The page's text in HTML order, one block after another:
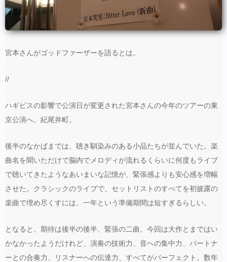
宮本さんがゴッドファーザーを語るとは。
//
ハギビスの影響で公演日が変更された宮本さんの今年のツアーの東
京公演へ。紀尾井町。
後半のなかばまでは、聴き馴染みのある小品たちが並んでいた。楽
曲名を聞いただけで脳内でメロディが流れるくらいに何度もライブ
で聴いてきたようなあいまいな記憶が、緊張感よりも安心感を増幅
させた。クラシックのライブで、セットリストのすべてを初披露の
楽曲で埋め尽くすには、一年という準備期間は短すぎるらしい。
となると、期待は後半の後半、緊張の二曲。今回は大作とまではい
かなかったようだけれど、演奏の技術力、音への集中力、パートナ
ーとの合奏力、リスナーへの伝達力、すべてがパーフェクト。数年